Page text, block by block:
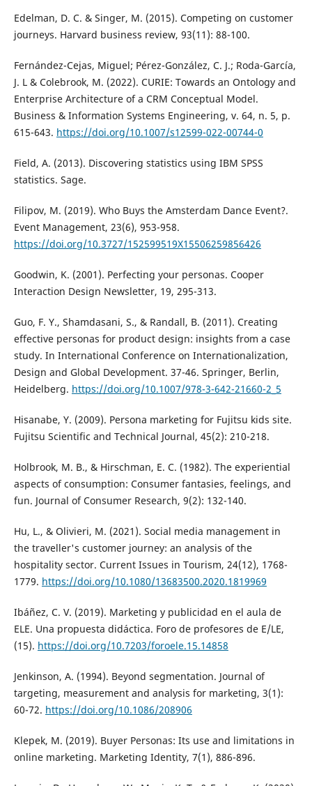
Edelman, D. C. & Singer, M. (2015). Competing on customer
journeys. Harvard business review, 93(11): 88-100.
Fernández-Cejas, Miguel; Pérez-González, C. J.; Roda-García,
J. L & Colebrook, M. (2022). CURIE: Towards an Ontology and
Enterprise Architecture of a CRM Conceptual Model.
Business & Information Systems Engineering, v. 64, n. 5, p.
615-643. https://doi.org/10.1007/s12599-022-00744-0
Field, A. (2013). Discovering statistics using IBM SPSS
statistics. Sage.
Filipov, M. (2019). Who Buys the Amsterdam Dance Event?.
Event Management, 23(6), 953-958.
https://doi.org/10.3727/152599519X15506259856426
Goodwin, K. (2001). Perfecting your personas. Cooper
Interaction Design Newsletter, 19, 295-313.
Guo, F. Y., Shamdasani, S., & Randall, B. (2011). Creating
effective personas for product design: insights from a case
study. In International Conference on Internationalization,
Design and Global Development. 37-46. Springer, Berlin,
Heidelberg. https://doi.org/10.1007/978-3-642-21660-2_5
Hisanabe, Y. (2009). Persona marketing for Fujitsu kids site.
Fujitsu Scientific and Technical Journal, 45(2): 210-218.
Holbrook, M. B., & Hirschman, E. C. (1982). The experiential
aspects of consumption: Consumer fantasies, feelings, and
fun. Journal of Consumer Research, 9(2): 132-140.
Hu, L., & Olivieri, M. (2021). Social media management in
the traveller's customer journey: an analysis of the
hospitality sector. Current Issues in Tourism, 24(12), 1768-
1779. https://doi.org/10.1080/13683500.2020.1819969
Ibáñez, C. V. (2019). Marketing y publicidad en el aula de
ELE. Una propuesta didáctica. Foro de profesores de E/LE,
(15). https://doi.org/10.7203/foroele.15.14858
Jenkinson, A. (1994). Beyond segmentation. Journal of
targeting, measurement and analysis for marketing, 3(1):
60-72. https://doi.org/10.1086/208906
Klepek, M. (2019). Buyer Personas: Its use and limitations in
online marketing. Marketing Identity, 7(1), 886-896.